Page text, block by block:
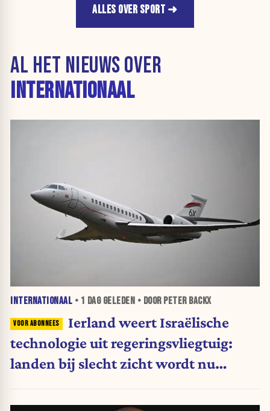
ALLES OVER SPORT
AL HET NIEUWS OVER
INTERNATIONAAL
INTERNATIONAAL • 1 DAGGELEDEN • DOOR PETER BACKX
Ierland weert Israëlische
technologie uit regeringsvliegtuig:
landen bij slecht zicht wordt nu